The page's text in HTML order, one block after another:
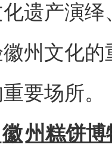
遗产演
州文化
要场所。
徽州糕饼